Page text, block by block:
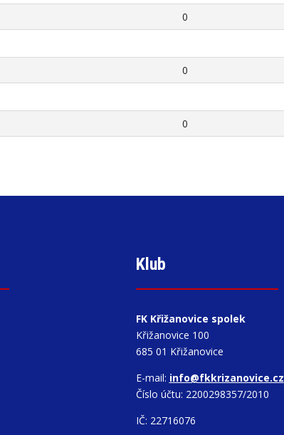
0
0
0
Klub
FK Křižanovice spolek
Křižanovice 100
685 01 Křižanovice
E-mail: info@fkkrizanovice.cz
Číslo účtu: 2200298357/2010
IČ: 22716076